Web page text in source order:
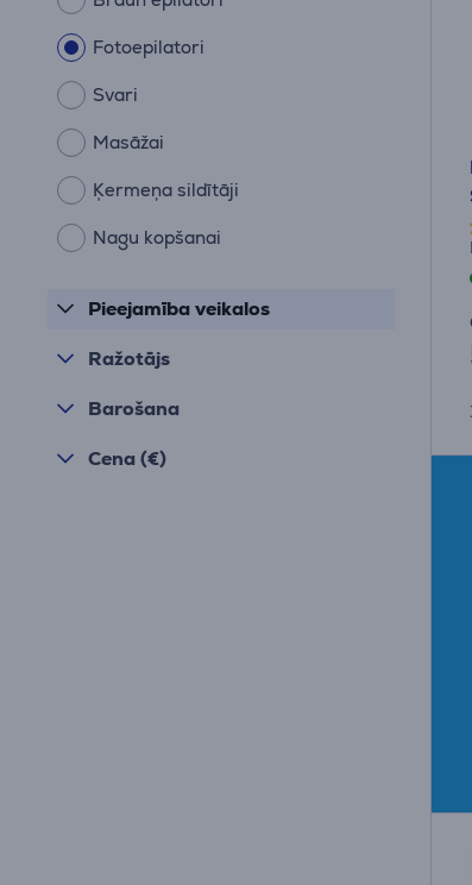
Fotoepilatori
Svari
Masāžai
Ķermeņa sildītāji
Nagu kopšanai
Pieejamība veikalos
Ražotājs
Barošana
Cena (€)